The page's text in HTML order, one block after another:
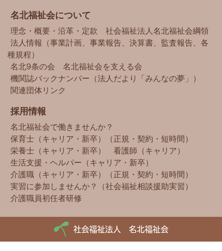
名北福祉会について
理念・概要・沿革・定款
社会福祉法人名北福祉会綱領
法人情報（事業計画、事業報告、決算書、監査報告、各
種規程）
名北9条の会
名北福祉会を支える会
機関誌バックナンバー（法人だより「みんなの夢」）
関連団体リンク
採用情報
名北福祉会で働きませんか？
保育士（キャリア・新卒）（正規・契約・短時間）
栄養士（キャリア・新卒）
看護師（キャリア）
生活支援・ヘルパー（キャリア・新卒）
介護職（キャリア・新卒）（正規・契約・短時間）
実習に参加しませんか？（社会福祉相談援助実習）
介護職員初任者研修
社会福祉法人 名北福祉会